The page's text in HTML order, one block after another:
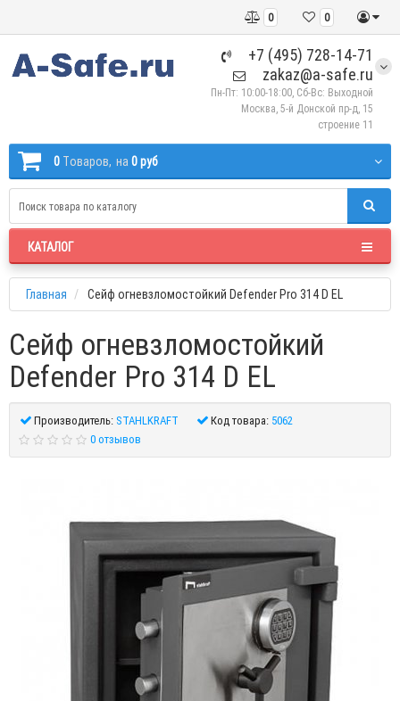
0
0
+7 (495) 728-14-71
zakaz@a-safe.ru
Пн-Пт: 10:00-18:00, Сб-Вс: Выходной
Москва, 5-й Донской пр-д, 15
строение 11
0 Tоваров, на 0 руб
КАТАЛОГ
Главная Сейф огневзломостойкий Defender Pro 314 D EL
Сейф огневзломостойкий
Defender Pro 314 D EL
Производитель:STAHLKRAFT Код товара: 5062
0 отзывов